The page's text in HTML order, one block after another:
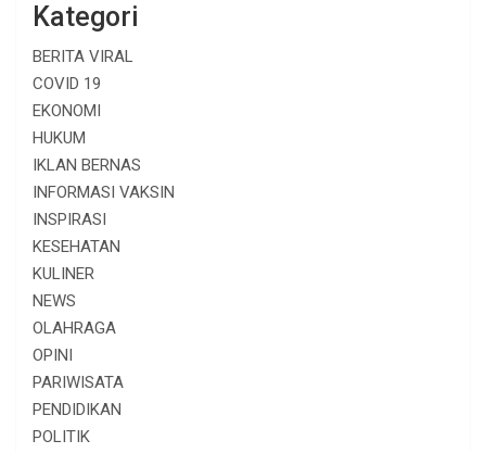
Kategori
BERITA VIRAL
COVID 19
EKONOMI
HUKUM
IKLAN BERNAS
INFORMASI VAKSIN
INSPIRASI
KESEHATAN
KULINER
NEWS
OLAHRAGA
OPINI
PARIWISATA
PENDIDIKAN
POLITIK